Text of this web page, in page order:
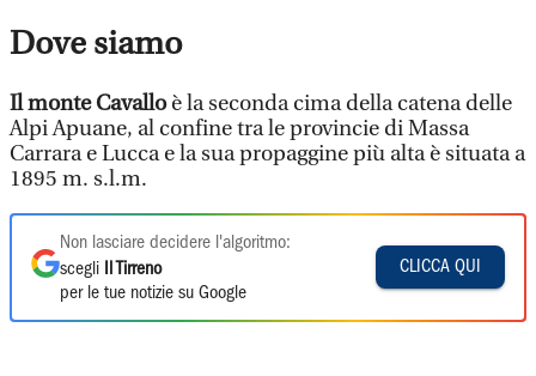
Dove siamo
Il monte Cavalloè la seconda cima della catena delle
Alpi Apuane, al confine tra le provincie di Massa
Carrara e Lucca e la sua propaggine più alta è situata a
1895 m. s.l.m.
Non lasciare decidere l'algoritmo:
scegli
Il Tirreno
per le tue notizie su Google
CLICCA QUI